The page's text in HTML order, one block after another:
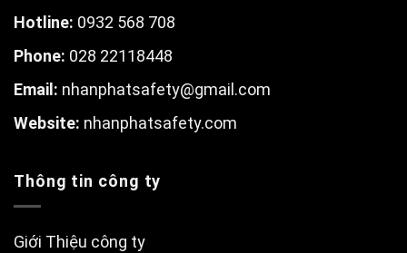
Hotline: 0932 568 708
Phone: 028 22118448
Email: nhanphatsafety@gmail.com
Website: nhanphatsafety.com
Thông tin công ty
Giới Thiệu công ty